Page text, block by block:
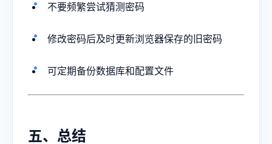
不要频繁尝试猜测密码
修改密码后及时更新浏览器保存的旧密码
可定期备份数据库和配置文件
五、总结